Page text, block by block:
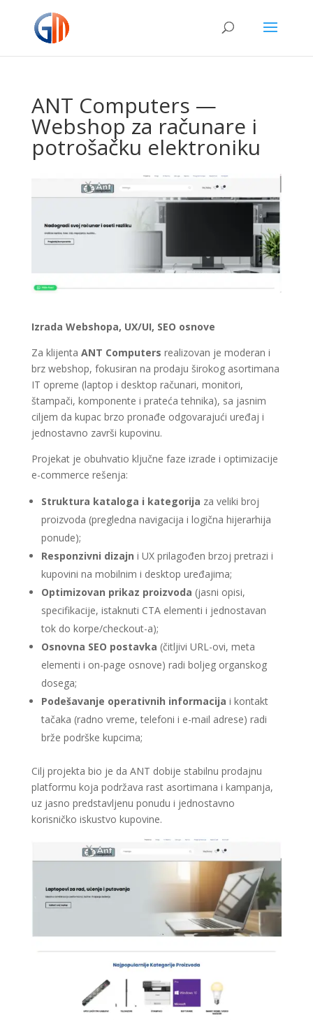
ANT Computers —
Webshop za računare i
potrošačku elektroniku
Izrada Webshopa, UX/UI, SEO osnove
Za klijenta ANT Computers realizovan je moderan i
brz webshop, fokusiran na prodaju širokog asortimana
IT opreme (laptop i desktop računari, monitori,
štampači, komponente i prateća tehnika), sa jasnim
ciljem da kupac brzo pronađe odgovarajući uređaj i
jednostavno završi kupovinu.
Projekat je obuhvatio ključne faze izrade i optimizacije
e-commerce rešenja:
Struktura kataloga i kategorija za veliki broj
proizvoda (pregledna navigacija i logična hijerarhija
ponude);
Responzivni dizajn i UX prilagođen brzoj pretrazi i
kupovini na mobilnim i desktop uređajima;
Optimizovan prikaz proizvoda (jasni opisi,
specifikacije, istaknuti CTA elementi i jednostavan
tok do korpe/checkout-a);
Osnovna SEO postavka (čitljivi URL-ovi, meta
elementi i on-page osnove) radi boljeg organskog
dosega;
Podešavanje operativnih informacija i kontakt
tačaka (radno vreme, telefoni i e-mail adrese) radi
brže podrške kupcima;
Cilj projekta bio je da ANT dobije stabilnu prodajnu
platformu koja podržava rast asortimana i kampanja,
uz jasno predstavljenu ponudu i jednostavno
korisničko iskustvo kupovine.